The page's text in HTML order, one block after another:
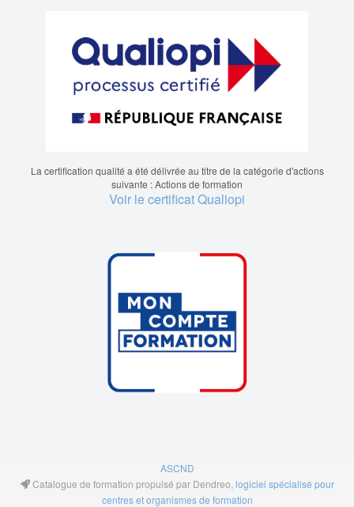
La certification qualité a été délivrée au titre de la catégorie d'actions
suivante : Actions de formation
Voir le certificat Qualiopi
ASCND
Catalogue de formation propulsé par Dendreo, logiciel spécialisé pour
centres et organismes de formation